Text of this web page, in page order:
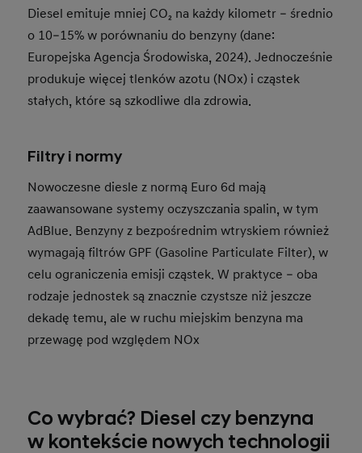
Diesel emituje mniej CO₂ na każdy kilometr – średnio
o 10–15% w porównaniu do benzyny (dane:
Europejska Agencja Środowiska, 2024). Jednocześnie
produkuje więcej tlenków azotu (NOx) i cząstek
stałych, które są szkodliwe dla zdrowia.
Filtry i normy
Nowoczesne diesle z normą Euro 6d mają
zaawansowane systemy oczyszczania spalin, w tym
AdBlue. Benzyny z bezpośrednim wtryskiem również
wymagają filtrów GPF (Gasoline Particulate Filter), w
celu ograniczenia emisji cząstek. W praktyce – oba
rodzaje jednostek są znacznie czystsze niż jeszcze
dekadę temu, ale w ruchu miejskim benzyna ma
przewagę pod względem NOx
Co wybrać? Diesel czy benzyna
w kontekście nowych technologii